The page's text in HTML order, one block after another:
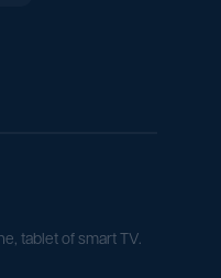
tablet of smart TV.